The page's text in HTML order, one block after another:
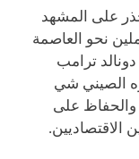
على المشهد
نحو العاصمة
ترامب
الصيني شي
والحفاظ على
الاقتصاديين.